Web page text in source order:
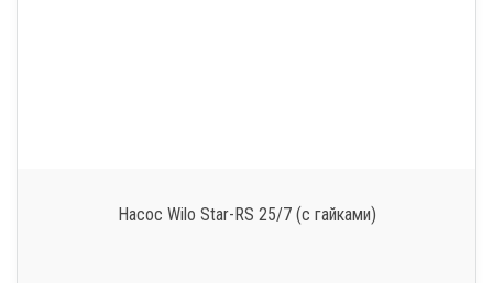
Насос Wilo Star-RS 25/7 (с гайками)